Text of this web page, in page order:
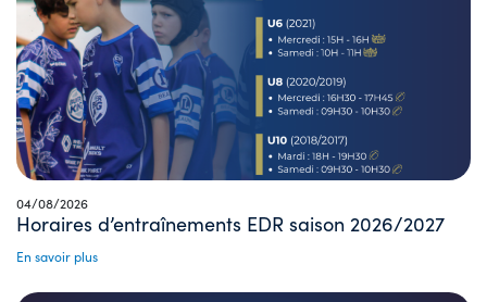
04/08/2026
Horaires d’entraînements EDR saison 2026/2027
En savoir plus